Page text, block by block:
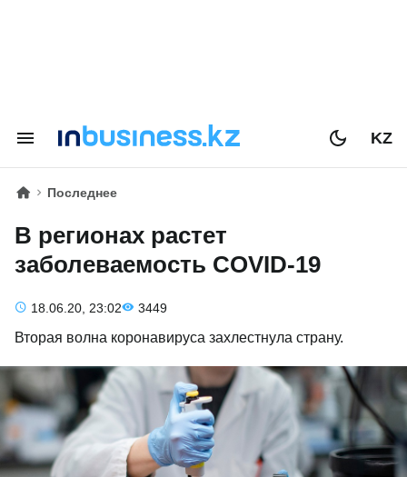
KZ
Последнее
В регионах растет
заболеваемость COVID-19
18.06.20, 23:02 3449
Вторая волна коронавируса захлестнула страну.